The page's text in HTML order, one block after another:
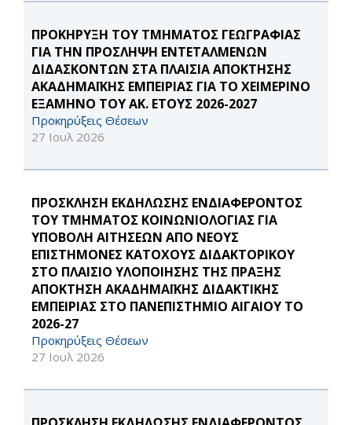
ΠΡΟΚΗΡΥΞΗ ΤΟΥ ΤΜΗΜΑΤΟΣ ΓΕΩΓΡΑΦΙΑΣ
ΓΙΑ ΤΗΝ ΠΡΟΣΛΗΨΗ ΕΝΤΕΤΑΛΜΕΝΩΝ
ΔΙΔΑΣΚΟΝΤΩΝ ΣΤΑ ΠΛΑΙΣΙΑ ΑΠΟΚΤΗΣΗΣ
ΑΚΑΔΗΜΑΪΚΗΣ ΕΜΠΕΙΡΙΑΣ ΓΙΑ ΤΟ ΧΕΙΜΕΡΙΝΟ
ΕΞΑΜΗΝΟ ΤΟΥ ΑΚ. ΕΤΟΥΣ 2026-2027
Προκηρύξεις Θέσεων
27 Ιουλ 2026
ΠΡΟΣΚΛΗΣΗ ΕΚΔΗΛΩΣΗΣ ΕΝΔΙΑΦΕΡΟΝΤΟΣ
ΤΟΥ ΤΜΗΜΑΤΟΣ ΚΟΙΝΩΝΙΟΛΟΓΙΑΣ ΓΙΑ
ΥΠΟΒΟΛΗ ΑΙΤΗΣΕΩΝ ΑΠΟ ΝΕΟΥΣ
ΕΠΙΣΤΗΜΟΝΕΣ ΚΑΤΟΧΟΥΣ ΔΙΔΑΚΤΟΡΙΚΟΥ
ΣΤΟ ΠΛΑΙΣΙΟ ΥΛΟΠΟΙΗΣΗΣ ΤΗΣ ΠΡΑΞΗΣ
ΑΠΟΚΤΗΣΗ ΑΚΑΔΗΜΑΪΚΗΣ ΔΙΔΑΚΤΙΚΗΣ
ΕΜΠΕΙΡΙΑΣ ΣΤΟ ΠΑΝΕΠΙΣΤΗΜΙΟ ΑΙΓΑΙΟΥ ΤΟ
2026-27
Προκηρύξεις Θέσεων
27 Ιουλ 2026